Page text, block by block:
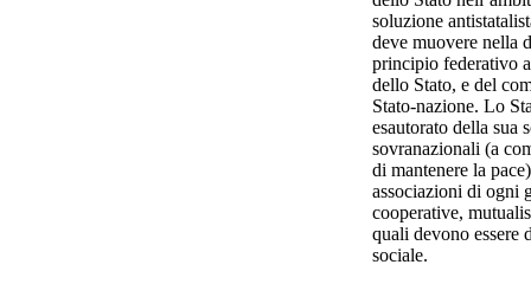
soluzione
deve muovere nella
principio federativo
dello Stato, e del
Stato-nazione. Lo
esautorato della sua
sovranazionali (a
di mantenere la
associazioni di ogni
cooperative,
quali devono essere
sociale.